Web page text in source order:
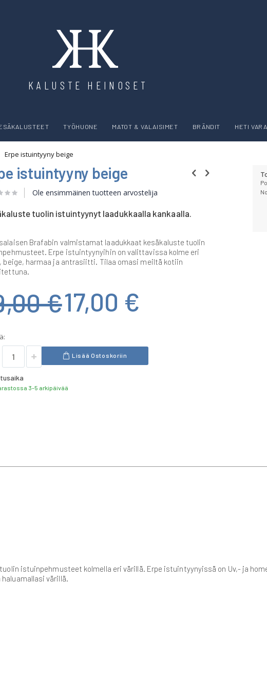
KALUSTE HEINOSET
TYÖHUONE MATOT & VALAISIMET BRÄNDIT HETI
Erpe istuintyyny beige
istuintyyny beige
Ole ensimmäinen tuotteen arvostelija
tuolin istuintyynyt laadukkaalla kankaalla.
Brafabin valmistamat laadukkaat kesäkaluste tuolin
Erpe istuintyynyihin on valittavissa kolme eri
beige, harmaa ja antrasiitti. Tilaa omasi meiltä kotiin
€17,00 €
Lisää Ostoskoriin
3-5 arkipäivää
istuinpehmusteet kolmella eri värillä. Erpe istuintyynyissä on Uv,- ja
värillä.